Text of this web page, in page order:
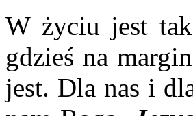
W życiu jest
gdzieś na
jest. Dla nas i